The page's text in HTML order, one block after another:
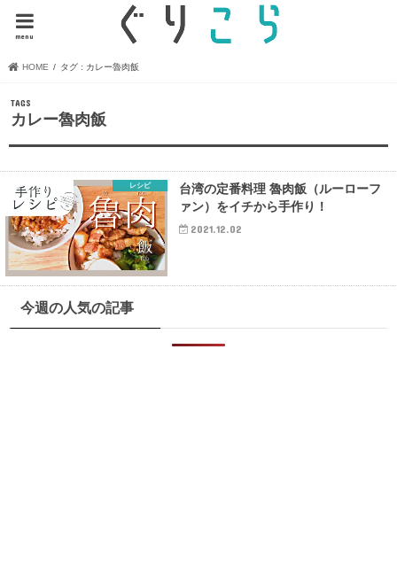
menu
HOME タグ : カレー魯肉飯
カレー魯肉飯
レシピ
台湾の定番料理 魯肉飯（ルーローフ
ァン）をイチから手作り！
2021.12.02
今週の人気の記事